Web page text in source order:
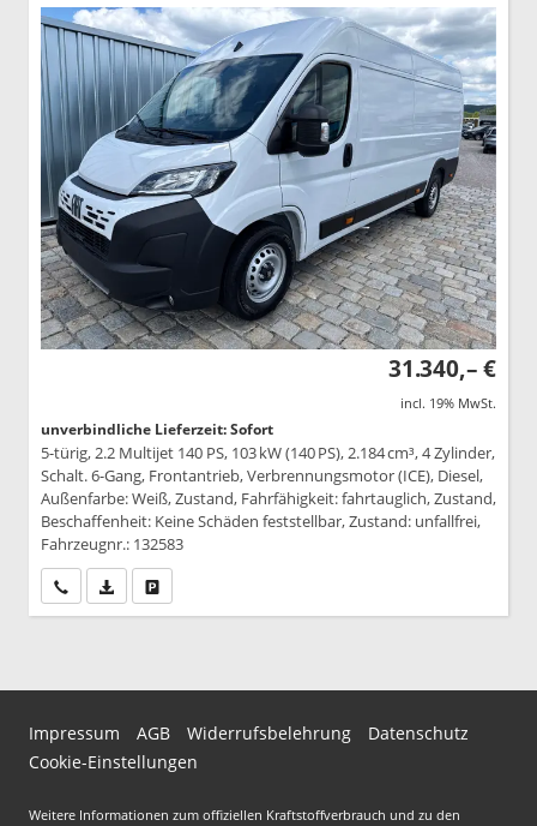
31.340,– €
incl. 19% MwSt.
unverbindliche Lieferzeit: Sofort
5-türig, 2.2 Multijet 140 PS, 103 kW (140 PS), 2.184 cm³, 4 Zylinder,
Schalt. 6-Gang, Frontantrieb, Verbrennungsmotor (ICE), Diesel,
Außenfarbe: Weiß, Zustand, Fahrfähigkeit: fahrtauglich, Zustand,
Beschaffenheit: Keine Schäden feststellbar, Zustand: unfallfrei,
Fahrzeugnr.: 132583
Wir rufen Sie anPDF-Datei, Fahrzeugexposé drucken
Impressum AGB Widerrufsbelehrung
Datenschutz
Cookie-Einstellungen
Weitere Informationen zum offiziellen Kraftstoffverbrauch und zu den